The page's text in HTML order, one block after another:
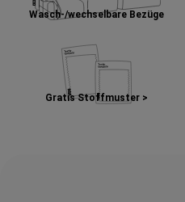
Wasch-/wechselbare Bezüge
Gratis Stoffmuster >